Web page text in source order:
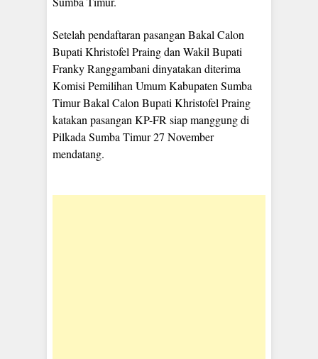
Setelah pendaftaran pasangan Bakal Calon
Bupati Khristofel Praing dan Wakil Bupati
Franky Ranggambani dinyatakan diterima
Komisi Pemilihan Umum Kabupaten Sumba
Timur Bakal Calon Bupati Khristofel Praing
katakan pasangan KP-FR siap manggung di
Pilkada Sumba Timur 27 November
mendatang.